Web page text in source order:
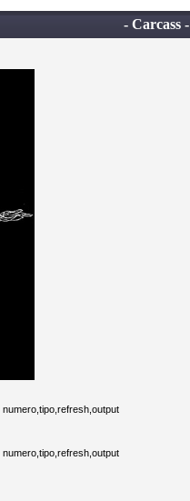
- Carcass -